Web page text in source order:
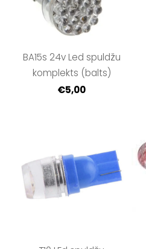
BA15s 24v Led spuldžu
komplekts (balts)
€5,00